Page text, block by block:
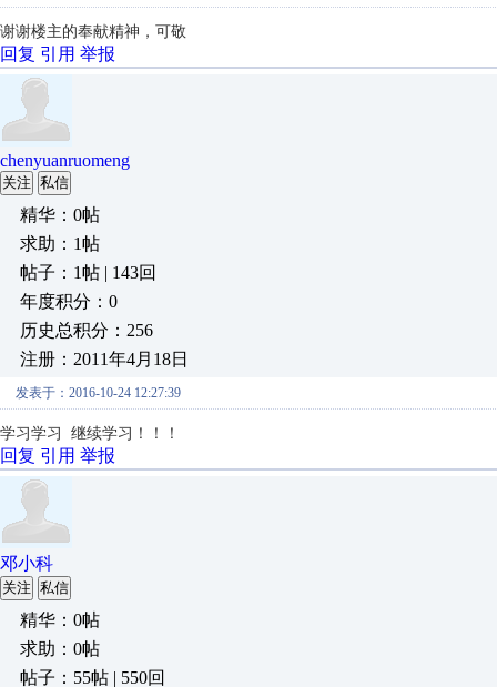
谢谢楼主的奉献精神，可敬
回复 引用 举报
chenyuanruomeng
关注 私信
精华：0帖
求助：1帖
帖子：1帖 | 143回
年度积分：0
历史总积分：256
注册：2011年4月18日
发表于：2016-10-24 12:27:39
学习学习 继续学习！！！
回复 引用 举报
邓小科
关注 私信
精华：0帖
求助：0帖
帖子：55帖 | 550回